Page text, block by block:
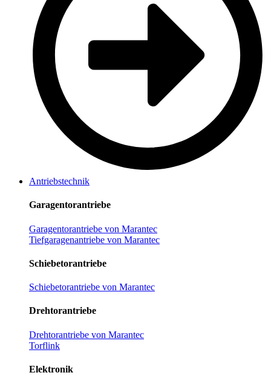
Antriebstechnik
Garagentorantriebe
Garagentorantriebe von Marantec
Tiefgaragenantriebe von Marantec
Schiebetorantriebe
Schiebetorantriebe von Marantec
Drehtorantriebe
Drehtorantriebe von Marantec
Torflink
Elektronik